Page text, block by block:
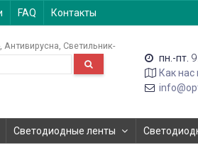
FAQ Контакты
Антивирусна Светильник-
пн.-пт.
Как нас
Светодиодные ленты